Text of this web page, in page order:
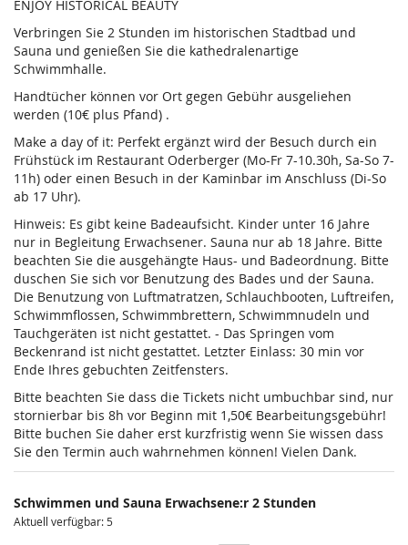
ENJOY HISTORICAL BEAUTY
Verbringen Sie 2 Stunden im historischen Stadtbad und
Sauna und genießen Sie die kathedralenartige
Schwimmhalle.
Handtücher können vor Ort gegen Gebühr ausgeliehen
werden (10€ plus Pfand) .
Make a day of it: Perfekt ergänzt wird der Besuch durch ein
Frühstück im Restaurant Oderberger (Mo-Fr 7-10.30h, Sa-So 7-
11h) oder einen Besuch in der Kaminbar im Anschluss (Di-So
ab 17 Uhr).
Hinweis: Es gibt keine Badeaufsicht. Kinder unter 16 Jahre
nur in Begleitung Erwachsener. Sauna nur ab 18 Jahre. Bitte
beachten Sie die ausgehängte Haus- und Badeordnung. Bitte
duschen Sie sich vor Benutzung des Bades und der Sauna.
Die Benutzung von Luftmatratzen, Schlauchbooten, Luftreifen,
Schwimmflossen, Schwimmbrettern, Schwimmnudeln und
Tauchgeräten ist nicht gestattet. - Das Springen vom
Beckenrand ist nicht gestattet. Letzter Einlass: 30 min vor
Ende Ihres gebuchten Zeitfensters.
Bitte beachten Sie dass die Tickets nicht umbuchbar sind, nur
stornierbar bis 8h vor Beginn mit 1,50€ Bearbeitungsgebühr!
Bitte buchen Sie daher erst kurzfristig wenn Sie wissen dass
Sie den Termin auch wahrnehmen können! Vielen Dank.
Schwimmen und Sauna Erwachsene:r 2 Stunden
Aktuell verfügbar: 5